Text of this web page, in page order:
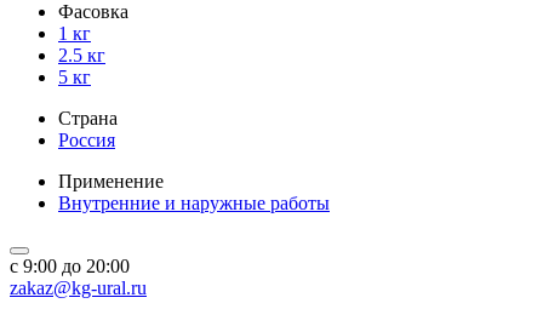
Фасовка
1 кг
2.5 кг
5 кг
Страна
Россия
Применение
Внутренние и наружные работы
c 9:00 до 20:00
zakaz@kg-ural.ru